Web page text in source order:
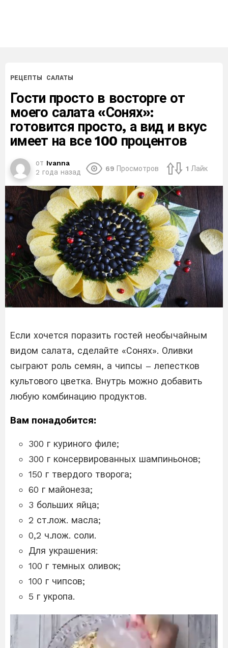
РЕЦЕПТЫ САЛАТЫ
Гости просто в восторге от
моего салата «Сонях»:
готовится просто, а вид и вкус
имеет на все 100 процентов
от Ivanna
2 года назад
69 Просмотров 1 Лайк
Если хочется поразить гостей необычайным
видом салата, сделайте «Сонях». Оливки
сыграют роль семян, а чипсы – лепестков
культового цветка. Внутрь можно добавить
любую комбинацию продуктов.
Вам понадобится:
300 г куриного филе;
300 г консервированных шампиньонов;
150 г твердого творога;
60 г майонеза;
3 больших яйца;
2 ст.лож. масла;
0,2 ч.лож. соли.
Для украшения:
100 г темных оливок;
100 г чипсов;
5 г укропа.